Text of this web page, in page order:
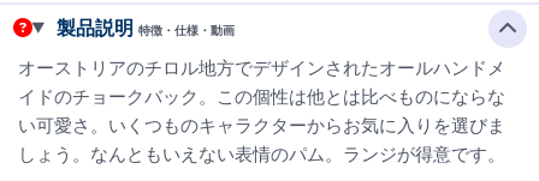
製品説明 特徴・仕様・動画
オーストリアのチロル地方でデザインされたオールハンドメ
イドのチョークバック。この個性は他とは比べものにならな
い可愛さ。いくつものキャラクターからお気に入りを選びま
しょう。なんともいえない表情のパム。ランジが得意です。